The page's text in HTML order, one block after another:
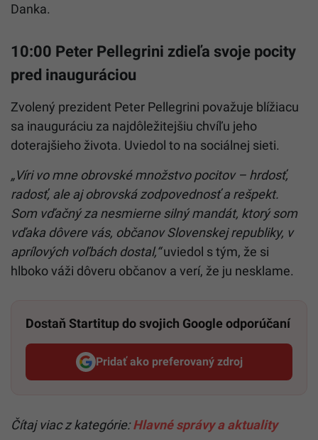
Danka.
10:00 Peter Pellegrini zdieľa svoje pocity
pred inauguráciou
Zvolený prezident Peter Pellegrini považuje blížiacu
sa inauguráciu za najdôležitejšiu chvíľu jeho
doterajšieho života. Uviedol to na sociálnej sieti.
„Víri vo mne obrovské množstvo pocitov – hrdosť,
radosť, ale aj obrovská zodpovednosť a rešpekt.
Som vďačný za nesmierne silný mandát, ktorý som
vďaka dôvere vás, občanov Slovenskej republiky, v
aprílových voľbách dostal,“uviedol s tým, že si
hlboko váži dôveru občanov a verí, že ju nesklame.
Dostaň Startitup do svojich Google odporúčaní
Pridať ako preferovaný zdroj
Startitup, odkaz sa otvorí v
Čítaj viac z kategórie:Hlavné správy a aktuality